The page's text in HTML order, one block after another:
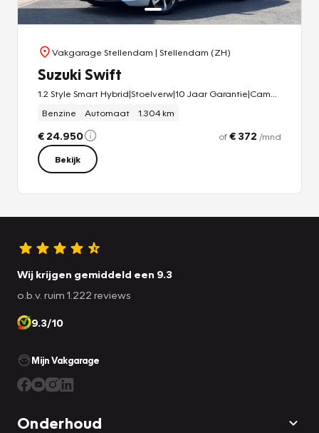
Meer weten? Neem nu contact met ons op voor een
Vakgarage Stellendam | Stellendam (ZH)
Suzuki Swift
Benzine
Automaat 1.304 km
€ 24.950 of€ 372 /mnd
Bekijk
Wij krijgen gemiddeld een 9.3
o.b.v. ruim 1.222 reviews
9.3/10
Mijn Vakgarage
Onderhoud